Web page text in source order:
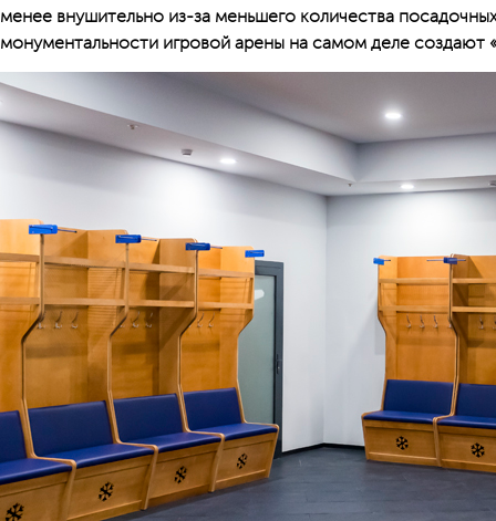
менее внушительно из-за меньшего количества
монументальности игровой арены на самом деле создают